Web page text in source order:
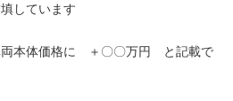
しています
両本体価格に ＋〇〇万円 と記載で